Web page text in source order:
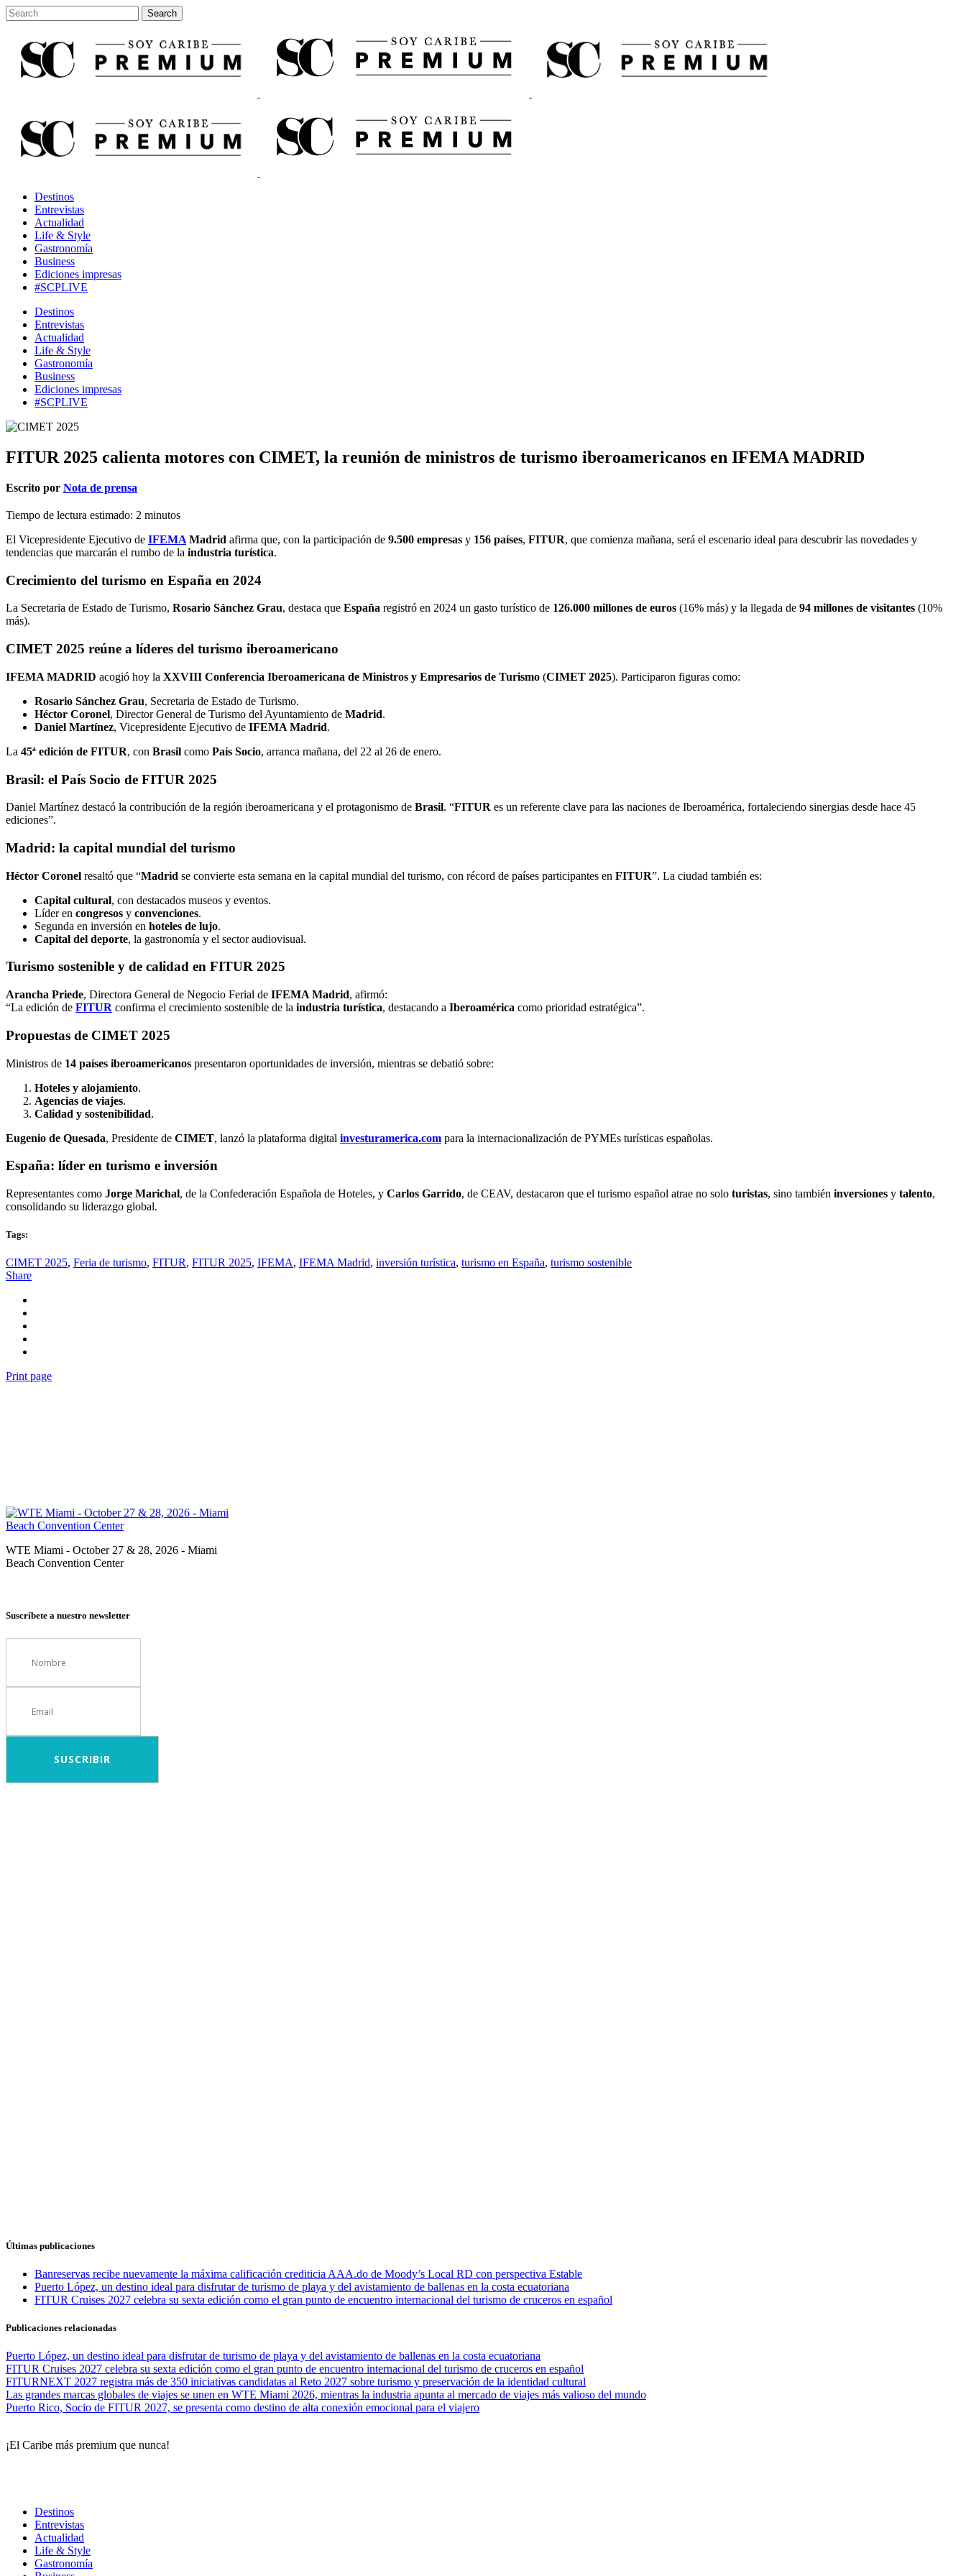
Destinos
Entrevistas
Actualidad
Life & Style
Gastronomía
Business
Ediciones impresas
#SCPLIVE
Destinos
Entrevistas
Actualidad
Life & Style
Gastronomía
Business
Ediciones impresas
#SCPLIVE
FITUR 2025 calienta motores con CIMET, la reunión de ministros de turismo iberoamericanos en IFEMA MADRID
Escrito por Nota de prensa
Tiempo de lectura estimado: 2 minutos
El Vicepresidente Ejecutivo de IFEMA Madrid afirma que, con la participación de 9.500 empresas y 156 países, FITUR, que comienza mañana, será el escenario ideal para descubrir las novedades y
tendencias que marcarán el rumbo de la industria turística.
Crecimiento del turismo en España en 2024
La Secretaria de Estado de Turismo, Rosario Sánchez Grau, destaca que España registró en 2024 un gasto turístico de 126.000 millones de euros (16% más) y la llegada de 94 millones de visitantes (10%
más).
CIMET 2025 reúne a líderes del turismo iberoamericano
IFEMA MADRID acogió hoy la XXVIII Conferencia Iberoamericana de Ministros y Empresarios de Turismo (CIMET 2025). Participaron figuras como:
Rosario Sánchez Grau, Secretaria de Estado de Turismo.
Héctor Coronel, Director General de Turismo del Ayuntamiento de Madrid.
Daniel Martínez, Vicepresidente Ejecutivo de IFEMA Madrid.
La 45ª edición de FITUR, con Brasil como País Socio, arranca mañana, del 22 al 26 de enero.
Brasil: el País Socio de FITUR 2025
Daniel Martínez destacó la contribución de la región iberoamericana y el protagonismo de Brasil. “FITUR es un referente clave para las naciones de Iberoamérica, fortaleciendo sinergias desde hace 45
ediciones”.
Madrid: la capital mundial del turismo
Héctor Coronel resaltó que “Madrid se convierte esta semana en la capital mundial del turismo, con récord de países participantes en FITUR”. La ciudad también es:
Capital cultural, con destacados museos y eventos.
Líder en congresos y convenciones.
Segunda en inversión en hoteles de lujo.
Capital del deporte, la gastronomía y el sector audiovisual.
Turismo sostenible y de calidad en FITUR 2025
Arancha Priede, Directora General de Negocio Ferial de IFEMA Madrid, afirmó:
“La edición de FITUR confirma el crecimiento sostenible de la industria turística, destacando a Iberoamérica como prioridad estratégica”.
Propuestas de CIMET 2025
Ministros de 14 países iberoamericanos presentaron oportunidades de inversión, mientras se debatió sobre:
Hoteles y alojamiento.
Agencias de viajes.
Calidad y sostenibilidad.
Eugenio de Quesada, Presidente de CIMET, lanzó la plataforma digital investuramerica.com para la internacionalización de PYMEs turísticas españolas.
España: líder en turismo e inversión
Representantes como Jorge Marichal, de la Confederación Española de Hoteles, y Carlos Garrido, de CEAV, destacaron que el turismo español atrae no solo turistas, sino también inversiones y talento,
consolidando su liderazgo global.
Tags:
CIMET 2025, Feria de turismo, FITUR, FITUR 2025, IFEMA, IFEMA Madrid, inversión turística, turismo en España, turismo sostenible
Share
Print page
WTE Miami - October 27 & 28, 2026 - Miami
Beach Convention Center
Suscríbete a nuestro newsletter
Últimas publicaciones
Banreservas recibe nuevamente la máxima calificación crediticia AAA.do de Moody’s Local RD con perspectiva Estable
Puerto López, un destino ideal para disfrutar de turismo de playa y del avistamiento de ballenas en la costa ecuatoriana
FITUR Cruises 2027 celebra su sexta edición como el gran punto de encuentro internacional del turismo de cruceros en español
Publicaciones relacionadas
Puerto López, un destino ideal para disfrutar de turismo de playa y del avistamiento de ballenas en la costa ecuatoriana
FITUR Cruises 2027 celebra su sexta edición como el gran punto de encuentro internacional del turismo de cruceros en español
FITURNEXT 2027 registra más de 350 iniciativas candidatas al Reto 2027 sobre turismo y preservación de la identidad cultural
Las grandes marcas globales de viajes se unen en WTE Miami 2026, mientras la industria apunta al mercado de viajes más valioso del mundo
Puerto Rico, Socio de FITUR 2027, se presenta como destino de alta conexión emocional para el viajero
¡El Caribe más premium que nunca!
Destinos
Entrevistas
Actualidad
Life & Style
Gastronomía